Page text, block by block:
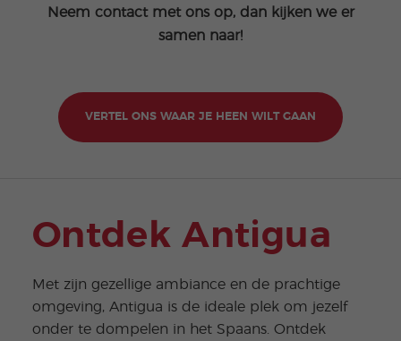
Neem contact met ons op, dan kijken we er
samen naar!
VERTEL ONS WAAR JE HEEN WILT GAAN
Ontdek Antigua
Met zijn gezellige ambiance en de prachtige
omgeving, Antigua is de ideale plek om jezelf
onder te dompelen in het Spaans. Ontdek